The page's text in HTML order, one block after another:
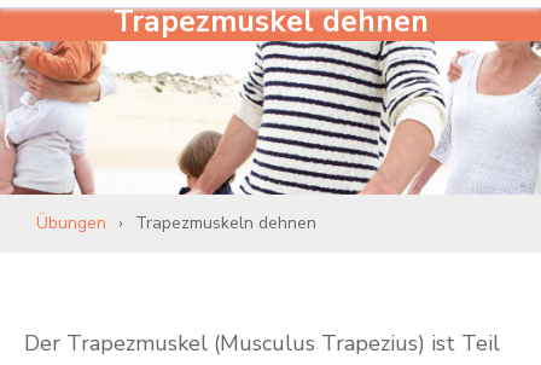
Trapezmuskel dehnen
Übungen Trapezmuskeln dehnen
Der Trapezmuskel (Musculus Trapezius) ist Teil